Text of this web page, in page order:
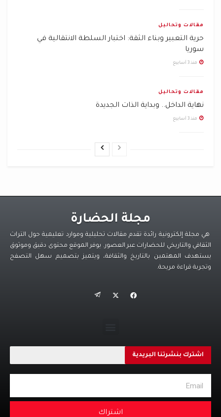
مقالات وتحاليل
حرية التعبير وبناء الثقة: اختبار السلطة الانتقالية في
سوريا
منذ 3 أسابيع
مقالات وتحاليل
نهاية الداخل.. وبداية الذات الجديدة
منذ 3 أسابيع
مجلة الحضارة
هي مجلة إلكترونية رائدة تقدم مقالات تحليلية وموارد تعليمية حول التراث
الثقافي والتاريخي للحضارات عبر العصور. يوفر الموقع محتوى دقيق وموثوق
يستهدف المهتمين بالتاريخ والثقافة، ويتميز بتصميم سهل التصفح
وتجربة قراءة مريحة.
اشترك بنشرتنا البريدية
اشتراك